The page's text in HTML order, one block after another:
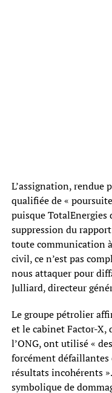
L’assignation, rendue
qualifiée de «
puisque
suppression du
toute communication
civil, ce n’est pas
nous attaquer pour
Julliard, directeur
Le groupe pétrolier
et le cabinet Factor-X,
l’ONG, ont utilisé «
forcément défaillantes
résultats incohérents
symbolique de